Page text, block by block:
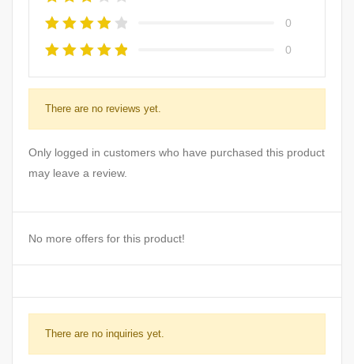
0
0
There are no reviews yet.
Only logged in customers who have purchased this product
may leave a review.
No more offers for this product!
There are no inquiries yet.